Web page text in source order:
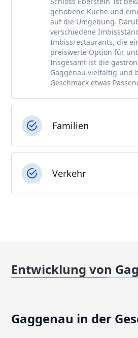
gehobene Küche und
auf die Umgebung.
verschiedene
Imbissrestaurants, die
preiswerte Option für
Insgesamt ist die
Gaggenau vielfältig und
Geschmack etwas
Familien
Verkehr
Entwicklung von
Gaggenau in der